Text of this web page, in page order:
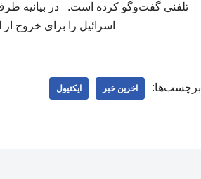
تلفنی گفت‌وگو کرده است. در بیانیه طرف
اسرائیل را برای خروج
برچسب‌ها: اخرین خبر ایکتیول